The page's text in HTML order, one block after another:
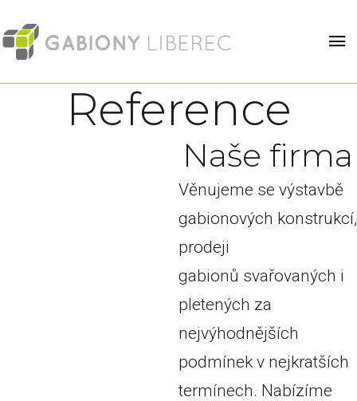
Reference
Naše firma
Věnujeme se výstavbě
gabionových konstrukcí,
prodeji
gabionů svařovaných i
pletených za
nejvýhodnějších
podmínek v nejkratších
termínech. Nabízíme